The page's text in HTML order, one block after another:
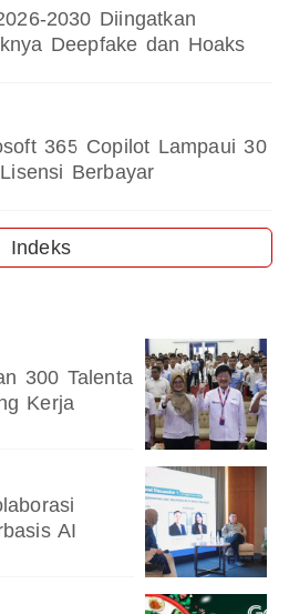
2030 Diingatkan
Deepfake dan Hoaks
365 Copilot Lampaui 30
Berbayar
Indeks
300 Talenta
Kerja
AI